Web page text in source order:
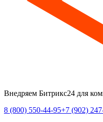
Внедряем Битрикс24 для
8 (800) 550-44-95+7 (902)